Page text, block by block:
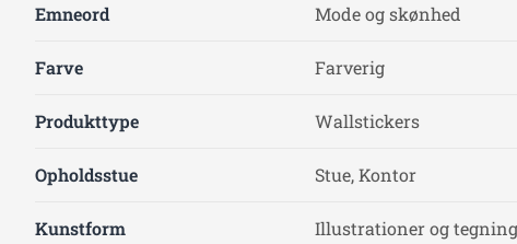
Emneord Mode og skønhed
Farve Farverig
Produkttype Wallstickers
Opholdsstue Stue, Kontor
Kunstform Illustrationer og